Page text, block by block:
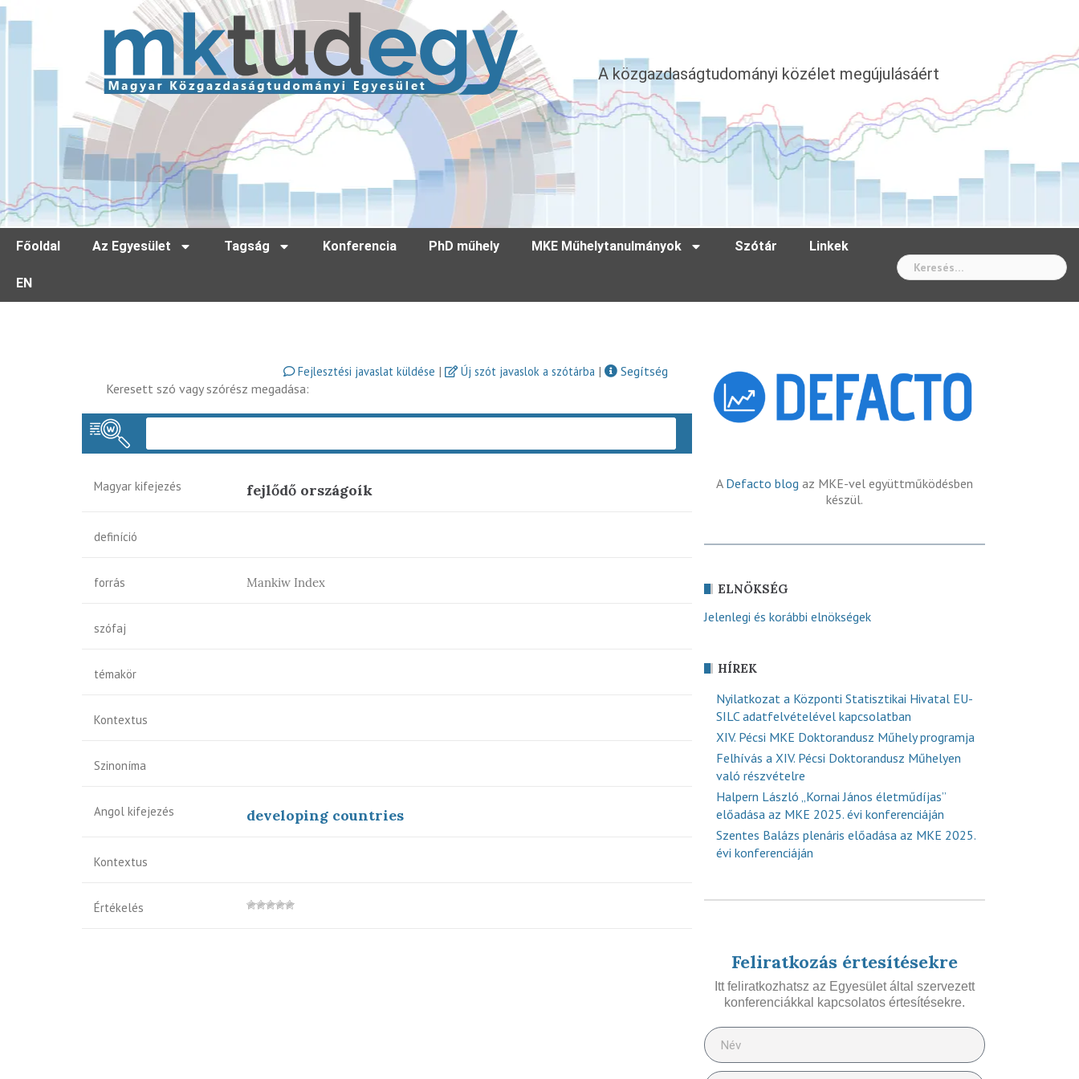
A közgazdaságtudományi közélet megújulásáért
Főoldal Az Egyesület Tagság Konferencia PhD műhely MKE Műhelytanulmányok Szótár Linkek
EN
Fejlesztési javaslat küldése | Új szót javaslok a szótárba |
Segítség
Keresett szó vagy szórész megadása:
Magyar kifejezés fejlődő országoík
definíció
forrás Mankiw Index
szófaj
témakör
Kontextus
Szinoníma
Angol kifejezés developing countries
Kontextus
Értékelés
A Defacto blog az MKE-vel együttműködésben
készül.
ELNÖKSÉG
Jelenlegi és korábbi elnökségek
HÍREK
Nyilatkozat a Központi Statisztikai Hivatal EU-
SILC adatfelvételével kapcsolatban
XIV. Pécsi MKE Doktorandusz Műhely programja
Felhívás a XIV. Pécsi Doktorandusz Műhelyen
való részvételre
Halpern László „Kornai János életműdíjas”
előadása az MKE 2025. évi konferenciáján
Szentes Balázs plenáris előadása az MKE 2025.
évi konferenciáján
Feliratkozás értesítésekre
Itt feliratkozhatsz az Egyesület által szervezett
konferenciákkal kapcsolatos értesítésekre.